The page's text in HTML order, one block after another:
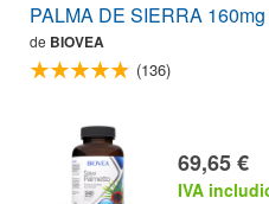
PALMA DE SIERRA
de BIOVEA
(136)
69,65 €
IVA